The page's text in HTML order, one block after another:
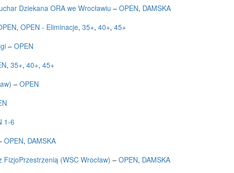
Dziekana ORA we Wrocławiu –OPEN, DAMSKA
,OPEN - Eliminacje,35+,40+,45+
–OPEN
,35+,40+,45+
–OPEN
1-6
OPEN, DAMSKA
(WSC Wrocław) –OPEN, DAMSKA